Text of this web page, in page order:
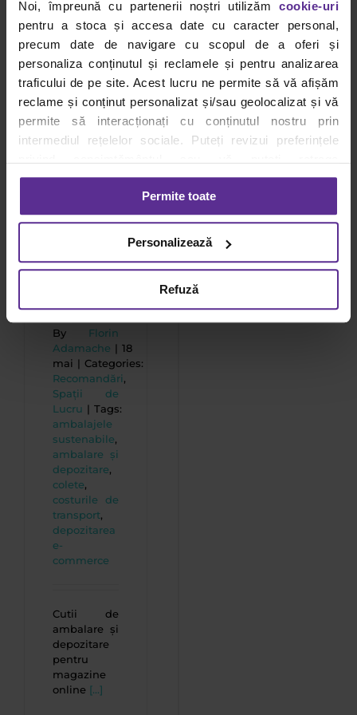
Noi, împreună cu partenerii noștri utilizăm cookie-uri
pentru a stoca și accesa date cu caracter personal,
precum date de navigare cu scopul de a oferi și
personaliza conținutul și reclamele și pentru analizarea
traficului de pe site. Acest lucru ne permite să vă afișăm
reclame și conținut personalizat și/sau geolocalizat și vă
permite să interacționați cu conținutul nostru prin
intermediul rețelelor sociale. Puteți revizui preferințele
consimțământul oricând, făcând click pe linkul către
setările dvs. de cookie-uri.
Pentru mai multe informații, vă rugăm să revizuiți politica
Permite toate
Personalizează
Refuză
soluții
de
ambalare
și
depozitare
există
pentru
magazine
recomandări
pentru
fără
By Florin
Adamache | 18
mai | Categories:
Recomandări,
Spații de
Lucru | Tags:
ambalajele
sustenabile,
ambalare și
depozitare,
colete,
costurile de
transport,
depozitarea
e-
commerce
Cutii de
ambalare și
depozitare
pentru
magazine
online [...]